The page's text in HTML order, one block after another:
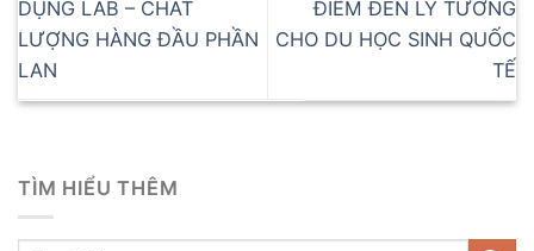
DỤNG LAB – CHẤT
LƯỢNG HÀNG ĐẦU PHẦN
LAN
ĐIỂM ĐẾN LÝ TƯỞNG
CHO DU HỌC SINH QUỐC
TẾ
TÌM HIỂU THÊM